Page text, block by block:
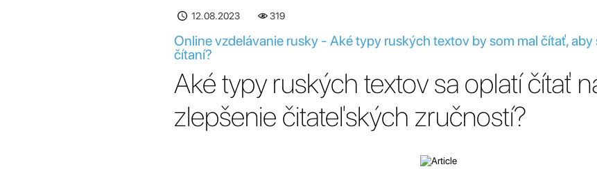
12.08.2023 319
Online vzdelávanie rusky - Aké typy ruských textov by som mal čítať, aby
čítaní?
Aké typy ruských textov sa oplatí čítať
zlepšenie čitateľských zručností?